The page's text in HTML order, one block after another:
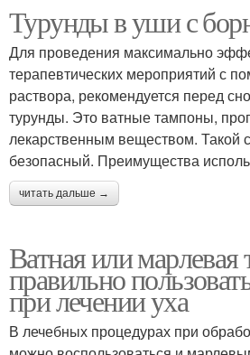
Турунды в уши с
Для проведения максимально
терапевтических мероприятий с
раствора, рекомендуется перед
турунды. Это ватные тампоны,
лекарственным веществом. Такой
безопасный. Преимущества
читать дальше →
Ватная или марлевая
правильно
при лечении уха
В лечебных процедурах при